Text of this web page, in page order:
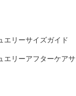
エリーサイズガイド
エリーアフターケアサ